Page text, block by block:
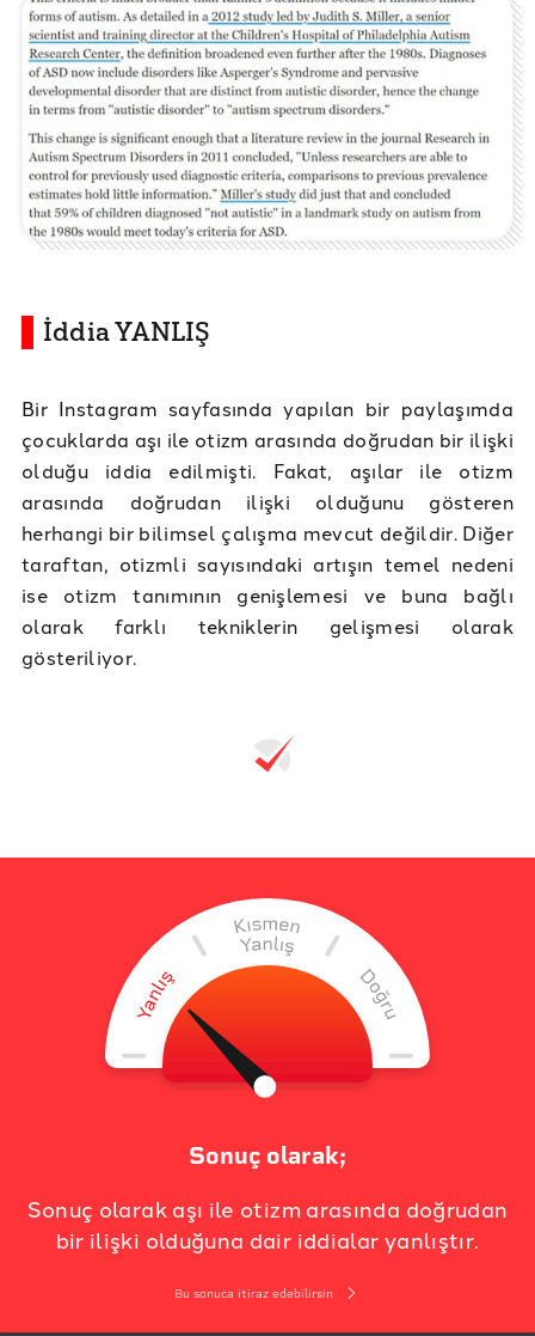
İddia YANLIŞ
Bir Instagram sayfasında yapılan bir paylaşımda
çocuklarda aşı ile otizm arasında doğrudan bir ilişki
olduğu iddia edilmişti. Fakat, aşılar ile otizm
arasında doğrudan ilişki olduğunu gösteren
herhangi bir bilimsel çalışma mevcut değildir. Diğer
taraftan, otizmli sayısındaki artışın temel nedeni
ise otizm tanımının genişlemesi ve buna bağlı
olarak farklı tekniklerin gelişmesi olarak
gösteriliyor.
Sonuç olarak;
Sonuç olarak aşı ile otizm arasında doğrudan
bir ilişki olduğuna dair iddialar yanlıştır.
Bu sonuca itiraz edebilirsin